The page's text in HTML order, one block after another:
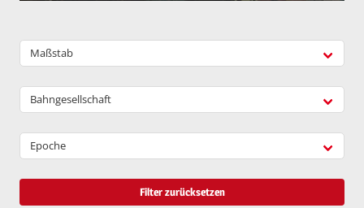
Maßstab
Bahngesellschaft
Epoche
Filter zurücksetzen